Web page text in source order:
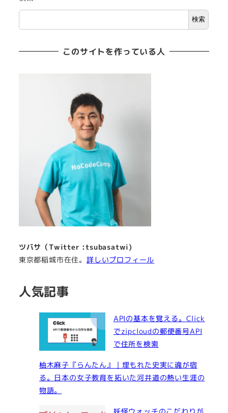
検索
このサイトを作っている人
ツバサ（Twitter :tsubasatwi)
東京都稲城市在住。 詳しいプロフィール
人気記事
APIの基本を覚える。Click
でzipcloudの郵便番号API
で住所を検索
柚木麻子『らんたん』｜埋もれた史実に魂が宿
る。日本の女子教育を拓いた河井道の熱い生涯の
物語。